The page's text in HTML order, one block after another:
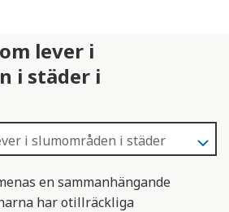
lever i
i städer i
en sammanhängande
har otillräckliga